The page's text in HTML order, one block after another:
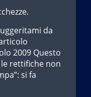
da
2009 Questo
rettifiche non
si fa